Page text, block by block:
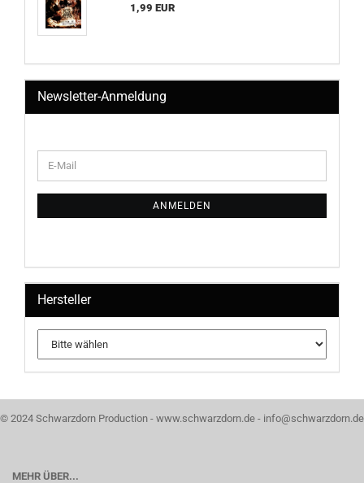
1,99 EUR
Newsletter-Anmeldung
ZUR
NEWSLETTER-
E-
Mail
ANMELDEN
Hersteller
© 2024 Schwarzdorn Production - www.schwarzdorn.de - info@schwarzdorn.de
MEHR ÜBER...